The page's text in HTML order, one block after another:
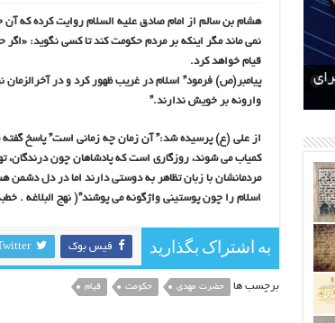
هشام بن سالم از امام صادق علیه السلام روایت کرده که
نمی ماند مگر اینکه بر مردم حکومت کند تا کسی نگوید:
قیام خواهد کرد.
پیامبر(ص) فرمود” اسلام در غریب ظهور کرد و در
وارونه بر خویش ندارند.”
از علی (ع) پرسیده شد:” آن زمان چه زمانی است” پاسخ
کمیاب می شوند، روزگاری است که پادشاهان چون درندگان،
مردمانشان با زبان تظاهر به دوستی دارند اما در دل دشمن
اسلام را چون پوستینی واژگونه می پوشند”( نهج البلاغه . خطبه
به اشتراک بگذارید فیس بوک
برچسب ها حضرت مهدی حکومت قیام
مالکان اراضی شاهنامه ۳۵